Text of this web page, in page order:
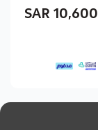
10,600 SAR